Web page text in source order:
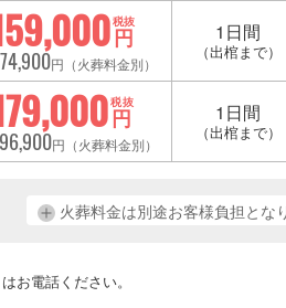
円
税抜
円（火葬料金別）
1日間
（出棺まで）
円
税抜
円（火葬料金別）
1日間
（出棺まで）
火葬料金は別途お客様負担とな
お電話ください。